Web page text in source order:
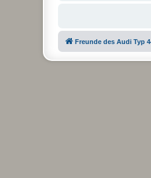
Freunde des Audi Typ